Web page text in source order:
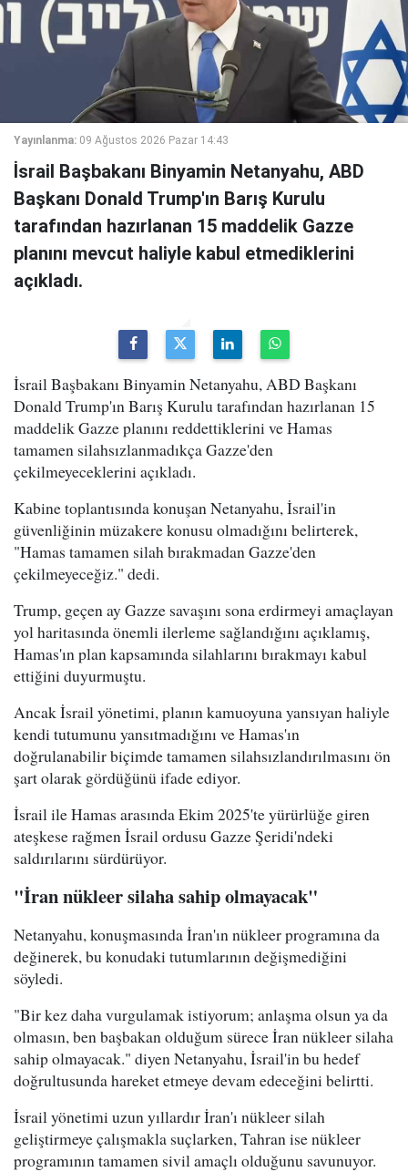
Yayınlanma: 09 Ağustos 2026 Pazar 14:43
İsrail Başbakanı Binyamin Netanyahu, ABD
Başkanı Donald Trump'ın Barış Kurulu
tarafından hazırlanan 15 maddelik Gazze
planını mevcut haliyle kabul etmediklerini
açıkladı.
İsrail Başbakanı Binyamin Netanyahu, ABD Başkanı
Donald Trump'ın Barış Kurulu tarafından hazırlanan 15
maddelik Gazze planını reddettiklerini ve Hamas
tamamen silahsızlanmadıkça Gazze'den
çekilmeyeceklerini açıkladı.
Kabine toplantısında konuşan Netanyahu, İsrail'in
güvenliğinin müzakere konusu olmadığını belirterek,
"Hamas tamamen silah bırakmadan Gazze'den
çekilmeyeceğiz." dedi.
Trump, geçen ay Gazze savaşını sona erdirmeyi amaçlayan
yol haritasında önemli ilerleme sağlandığını açıklamış,
Hamas'ın plan kapsamında silahlarını bırakmayı kabul
ettiğini duyurmuştu.
Ancak İsrail yönetimi, planın kamuoyuna yansıyan haliyle
kendi tutumunu yansıtmadığını ve Hamas'ın
doğrulanabilir biçimde tamamen silahsızlandırılmasını ön
şart olarak gördüğünü ifade ediyor.
İsrail ile Hamas arasında Ekim 2025'te yürürlüğe giren
ateşkese rağmen İsrail ordusu Gazze Şeridi'ndeki
saldırılarını sürdürüyor.
"İran nükleer silaha sahip olmayacak"
Netanyahu, konuşmasında İran'ın nükleer programına da
değinerek, bu konudaki tutumlarının değişmediğini
söyledi.
"Bir kez daha vurgulamak istiyorum; anlaşma olsun ya da
olmasın, ben başbakan olduğum sürece İran nükleer silaha
sahip olmayacak." diyen Netanyahu, İsrail'in bu hedef
doğrultusunda hareket etmeye devam edeceğini belirtti.
İsrail yönetimi uzun yıllardır İran'ı nükleer silah
geliştirmeye çalışmakla suçlarken, Tahran ise nükleer
programının tamamen sivil amaçlı olduğunu savunuyor.